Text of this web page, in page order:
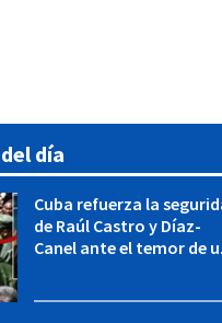
día
Cuba refuerza la
de Raúl Castro y Díaz-
Canel ante el temor de